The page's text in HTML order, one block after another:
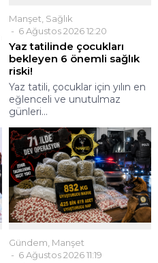
Manşet, Sağlık
6 Ağustos 2026 12:20
Yaz tatilinde çocukları
bekleyen 6 önemli sağlık
riski!
Yaz tatili, çocuklar için yılın en
eğlenceli ve unutulmaz
günleri...
Gündem Manşet
6 Ağustos 2026 11:19